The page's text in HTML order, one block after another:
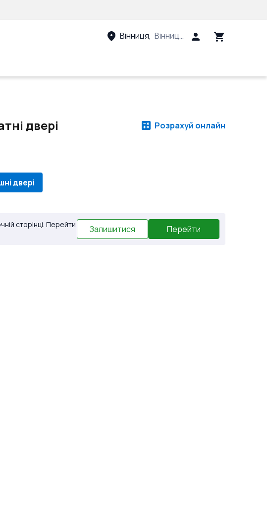
Вінниця, Вінницький район, Вінницька
двері Розрахуй онлайн
двері
сторінці. Перейти
Залишитися Перейти